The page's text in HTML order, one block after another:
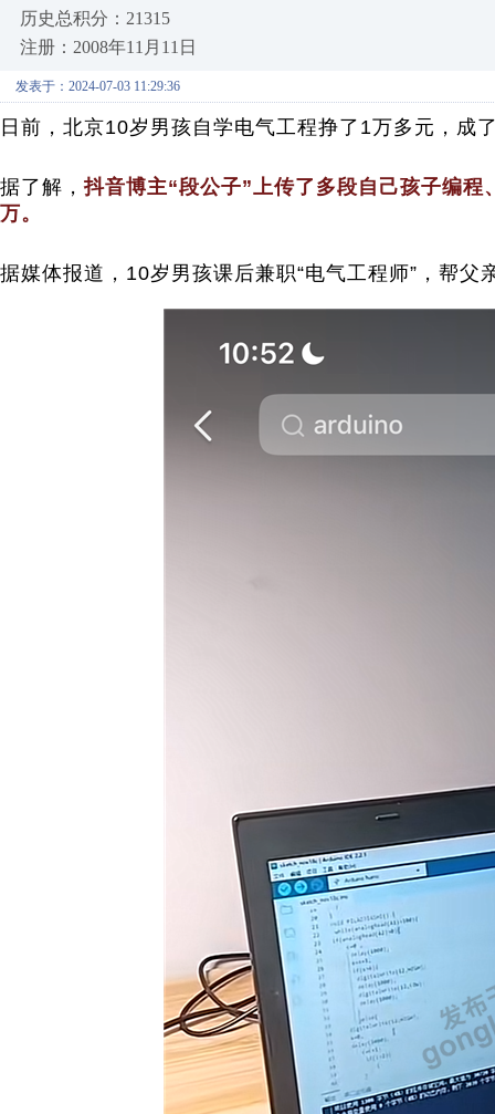
历史总积分：21315
注册：2008年11月11日
发表于：2024-07-03 11:29:36
日前，北京10岁男孩自学电气工程挣了1万多元，成
据了解，抖音博主“段公子”上传了多段自己孩子编
万。
据媒体报道，10岁男孩课后兼职“电气工程师”，帮父